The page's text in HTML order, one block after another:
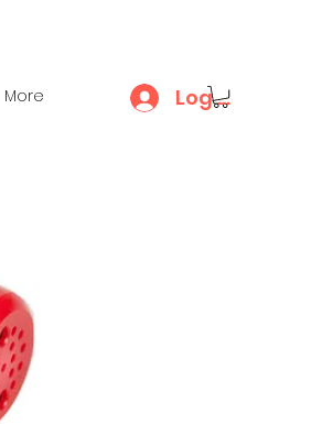
More Log In